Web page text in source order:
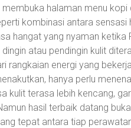
halaman menu kopi
kombinasi antara sensasi
hangat yang nyaman ketika
atau pendingin kulit
rangkaian energi yang
hanya perlu
kulit terasa lebih kencang,
hasil terbaik datang
tepat antara tiap